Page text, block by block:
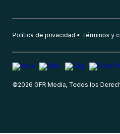
Política de privacidad Términos y
©2026 GFR Media, Todos los